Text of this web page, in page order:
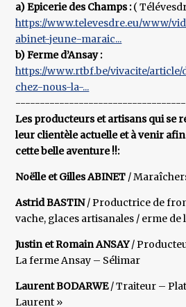
a) Epicerie des Champs :(
https://www.televesdre.eu/www/
abinet-jeune-maraic...
b) Ferme d’Ansay :
https://www.rtbf.be/vivacite/article/
chez-nous-la-...
Les producteurs et artisans qui se
leur clientèle actuelle et à venir
cette belle aventure !!:
Noëlle et Gilles ABINET /
Astrid BASTIN/ Productrice de
vache, glaces artisanales / erme de
Justin et Romain ANSAY/
La ferme Ansay – Sélimar
Laurent BODARWE/ Traiteur –
Laurent »